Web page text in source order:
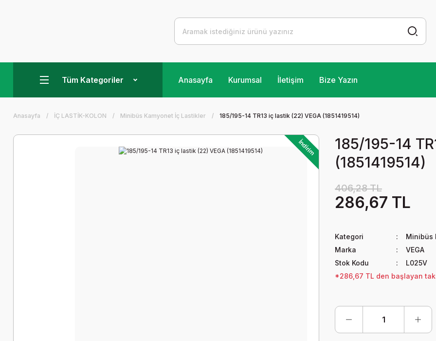
Tüm Kategoriler Anasayfa Kurumsal İletişim Bize Yazın
Anasayfa İÇ LASTİK-KOLON Minibüs Kamyonet İç Lastikler 185/195-14 TR13 iç lastik (22) VEGA (1851419514)
İndirim
185/195-14
(1851419514)
406,28 TL
286,67 TL
Kategori
Minibüs
Marka
VEGA
Stok Kodu
L025V
*286,67 TL den başlayan